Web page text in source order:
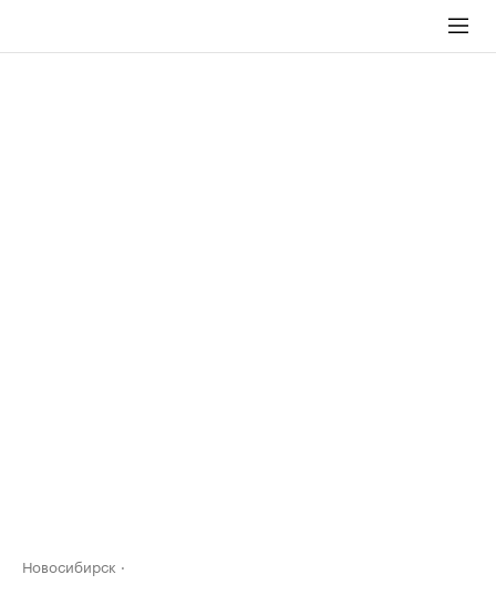
Новосибирск